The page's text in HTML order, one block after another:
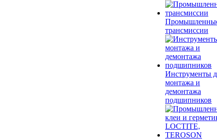
трансмиссии
Инструменты
монтажа и
демонтажа
подшипников